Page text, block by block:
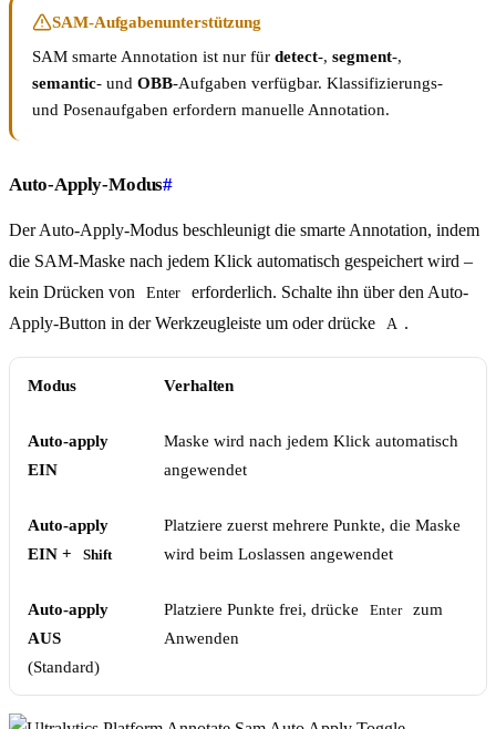
SAM-Aufgabenunterstützung
SAM smarte Annotation ist nur für detect-, segment-,
semantic- und OBB-Aufgaben verfügbar. Klassifizierungs-
und Posenaufgaben erfordern manuelle Annotation.
Auto-Apply-Modus#
Der Auto-Apply-Modus beschleunigt die smarte Annotation, indem
die SAM-Maske nach jedem Klick automatisch gespeichert wird –
kein Drücken von
Enter
erforderlich. Schalte ihn über den Auto-
Apply-Button in der Werkzeugleiste um oder drücke
A .
Modus Verhalten
Auto-apply
EIN
Maske wird nach jedem Klick automatisch
angewendet
Auto-apply
EIN +
Shift
Platziere zuerst mehrere Punkte, die Maske
wird beim Loslassen angewendet
Auto-apply
AUS
(Standard)
Platziere Punkte frei, drücke Enter
zum
Anwenden